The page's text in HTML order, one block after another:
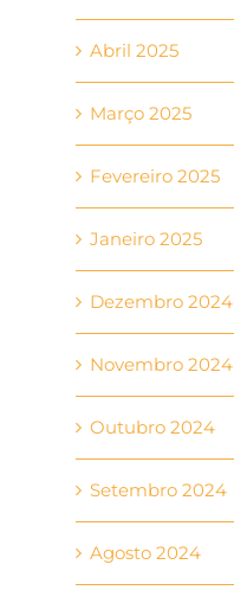
Abril 2025
Março 2025
Fevereiro 2025
Janeiro 2025
Dezembro 2024
Novembro 2024
Outubro 2024
Setembro 2024
Agosto 2024